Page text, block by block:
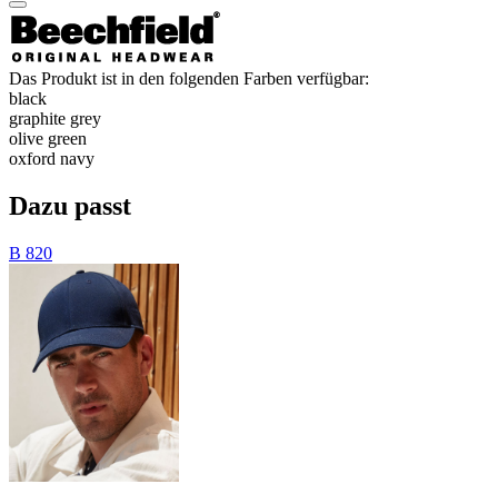
Das Produkt ist in den folgenden Farben verfügbar:
black
graphite grey
olive green
oxford navy
Dazu passt
B 820